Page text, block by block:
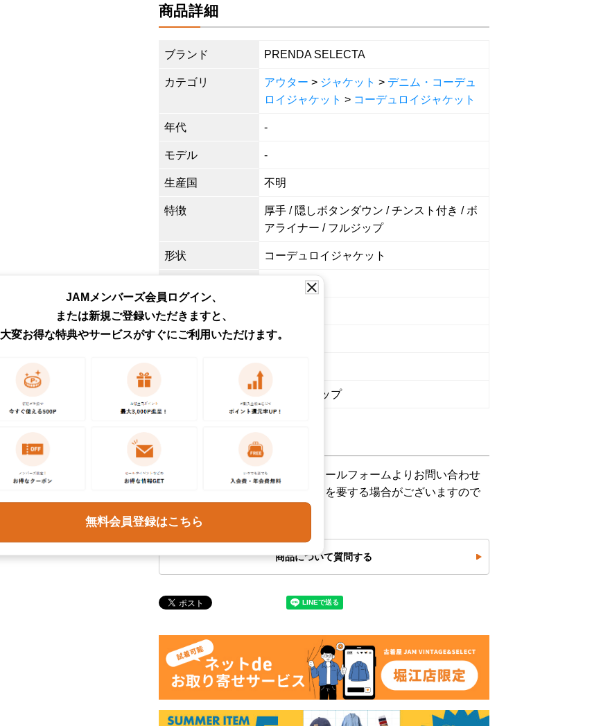
商品詳細
ブランド PRENDA SELECTA
カテゴリ アウター > ジャケット > デニム・コーデュ
ロイジャケット > コーデュロイジャケット
年代 -
モデル -
生産国 不明
特徴
厚手 / 隠しボタンダウン / チンスト付き / ボ
アライナー / フルジップ
形状 コーデュロイジャケット
ベージュ系
柄
素材 不明
ネットショップ
この商品に関するご質問は下記メールフォームよりお問い合わせ
ください。各種ご対応にはお時間を要する場合がございますので
商品について質問する
JAMメンバーズ会員ログイン、
または新規ご登録いただきますと、
大変お得な特典やサービスがすぐにご利用いただけます。
無料会員登録はこちら